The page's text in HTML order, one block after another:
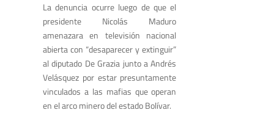
La denuncia ocurre luego de que el
presidente Nicolás Maduro
amenazara en televisión nacional
abierta con “desaparecer y extinguir”
al diputado De Grazia junto a Andrés
Velásquez por estar presuntamente
vinculados a las mafias que operan
en el arco minero del estado Bolívar.